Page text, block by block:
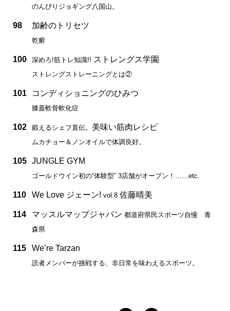
のんびりジョギング八国山。
98 加齢のトリセツ
乾癬
100 深めろ!筋トレ知識!! ストレングス学園
ストレングストレーニングとは②
101 コンディショニングのひみつ
膝蓋軟骨軟化症
102 鍛えるシェフ直伝。 美味い筋肉レシピ
ムカチョー＆ノンオイルで体調良好。
105 JUNGLE GYM
ゴールドウイン初の“体験型” 3店舗がオープン！……etc.
110 We Love ジェーン! vol.8 佐藤晴美
114 マッスルマップジャパン 都道府県民スポーツ自慢 青
森県
115 We’re Tarzan
読者メンバーが挑戦する、非日常を味わえるスポーツ。